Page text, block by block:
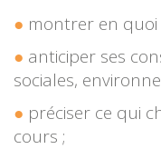
montrer en
anticiper ses
sociales,
préciser ce qui
cours ;